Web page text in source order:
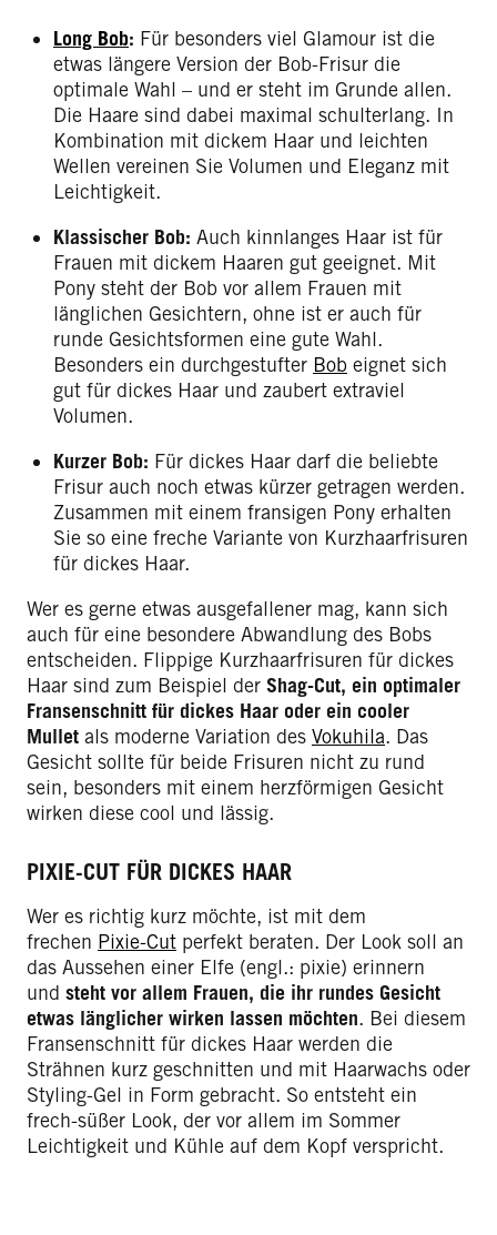
Long Bob: Für besonders viel Glamour ist die
etwas längere Version der Bob-Frisur die
optimale Wahl – und er steht im Grunde allen.
Die Haare sind dabei maximal schulterlang. In
Kombination mit dickem Haar und leichten
Wellen vereinen Sie Volumen und Eleganz mit
Leichtigkeit.
Klassischer Bob: Auch kinnlanges Haar ist für
Frauen mit dickem Haaren gut geeignet. Mit
Pony steht der Bob vor allem Frauen mit
länglichen Gesichtern, ohne ist er auch für
runde Gesichtsformen eine gute Wahl.
Besonders ein durchgestufter Bob eignet sich
gut für dickes Haar und zaubert extraviel
Volumen.
Kurzer Bob: Für dickes Haar darf die beliebte
Frisur auch noch etwas kürzer getragen werden.
Zusammen mit einem fransigen Pony erhalten
Sie so eine freche Variante von Kurzhaarfrisuren
für dickes Haar.
Wer es gerne etwas ausgefallener mag, kann sich
auch für eine besondere Abwandlung des Bobs
entscheiden. Flippige Kurzhaarfrisuren für dickes
Haar sind zum Beispiel der Shag-Cut, ein optimaler
Fransenschnitt für dickes Haar oder ein cooler
Mullet als moderne Variation des Vokuhila. Das
Gesicht sollte für beide Frisuren nicht zu rund
sein, besonders mit einem herzförmigen Gesicht
wirken diese cool und lässig.
PIXIE-CUT FÜR DICKES HAAR
Wer es richtig kurz möchte, ist mit dem
frechen Pixie-Cut perfekt beraten. Der Look soll an
das Aussehen einer Elfe (engl.: pixie) erinnern
und steht vor allem Frauen, die ihr rundes Gesicht
etwas länglicher wirken lassen möchten. Bei diesem
Fransenschnitt für dickes Haar werden die
Strähnen kurz geschnitten und mit Haarwachs oder
Styling-Gel in Form gebracht. So entsteht ein
frech-süßer Look, der vor allem im Sommer
Leichtigkeit und Kühle auf dem Kopf verspricht.